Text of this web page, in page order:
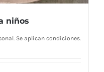
niños
Se aplican condiciones.